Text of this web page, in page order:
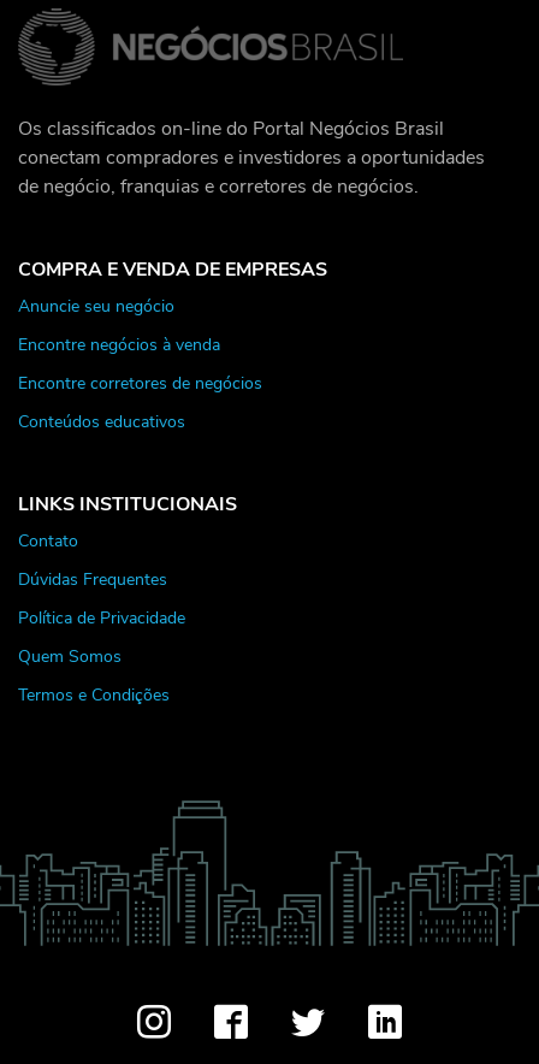
Os classificados on-line do Portal Negócios Brasil
conectam compradores e investidores a oportunidades
de negócio, franquias e corretores de negócios.
COMPRA E VENDA DE EMPRESAS
Anuncie seu negócio
Encontre negócios à venda
Encontre corretores de negócios
Conteúdos educativos
LINKS INSTITUCIONAIS
Contato
Dúvidas Frequentes
Política de Privacidade
Quem Somos
Termos e Condições